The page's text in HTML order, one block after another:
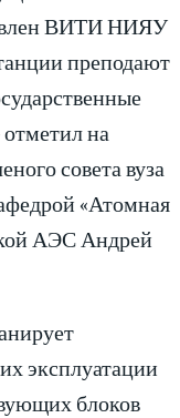
ВИТИ НИЯУ
преподают
на
совета вуза
«Атомная
АЭС Андрей
эксплуатации
блоков